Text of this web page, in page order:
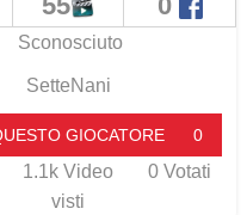
Sconosciuto
SetteNani
GIOCATORE 0
1.1k Video
visti
0 Votati